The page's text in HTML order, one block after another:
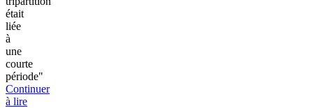
était
liée
à
une
courte
période"
Continuer
à lire